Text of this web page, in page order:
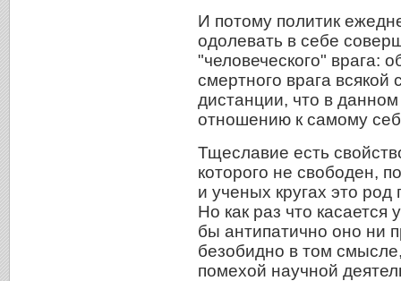
И потому политик
одолевать в себе
"человеческого" врага:
смертного врага всякой
дистанции, что в
отношению к самому
Тщеславие есть
которого не свободен,
и ученых кругах это
Но как раз что касается
бы антипатично оно ни
безобидно в том
помехой научной